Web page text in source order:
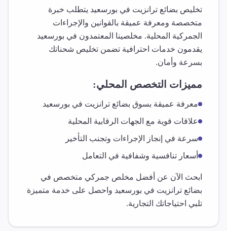
تخليص بضائع ترانزيت في بورسعيد يتطلب خبرة
متخصصة ومعرفة عميقة بالقوانين والإجراءات
الجمركية المحلية. مخلصينا المعتمدون في بورسعيد
يقدمون خدمات احترافية تضمن تخليص شحناتك
بسرعة وأمان.
مميزات التخصص المحلي:
معرفة عميقة بسوق بضائع ترانزيت في بورسعيد
علاقات قوية مع الجهات الرقابية المحلية
سرعة في إنجاز الإجراءات وتجنب التأخير
أسعار تنافسية وشفافية في التعامل
ابحث الآن عن أفضل مخلص جمركي متخصص في
بضائع ترانزيت في بورسعيد واحصل على خدمة متميزة
تلبي احتياجاتك التجارية.